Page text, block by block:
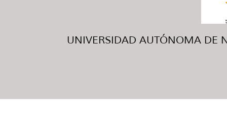
UNIVERSIDAD AUTÓNOMA DE